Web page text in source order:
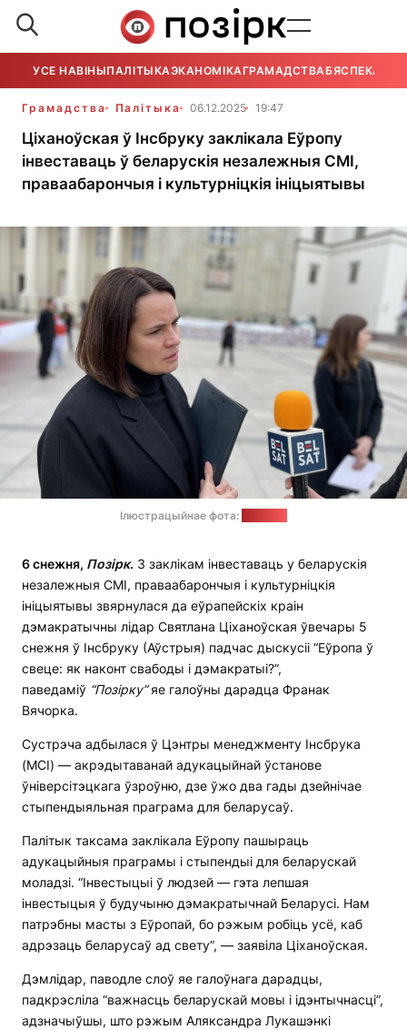
УСЕ НАВІНЫПАЛІТЫКАЭКАНОМІКАГРАМАДСТВАБЯСПЕКА
Грамадства Палітыка 06.12.2025 19:47
Ціханоўская ў Інсбруку заклікала Еўропу
інвеставаць ў беларускія незалежныя СМІ,
праваабарончыя і культурніцкія ініцыятывы
Ілюстрацыйнае фота:
6 снежня, Позірк. З заклікам інвеставаць у беларускія
незалежныя СМІ, праваабарончыя і культурніцкія
ініцыятывы звярнулася да еўрапейскіх краін
дэмакратычны лідар Святлана Ціханоўская ўвечары 5
снежня ў Інсбруку (Аўстрыя) падчас дыскусіі “Еўропа ў
свеце: як наконт свабоды і дэмакратыі?”,
паведаміў “Позірку”яе галоўны дарадца Франак
Вячорка.
Сустрэча адбылася ў Цэнтры менеджменту Інсбрука
(MCI) — акрэдытаванай адукацыйнай ўстанове
ўніверсітэцкага ўзроўню, дзе ўжо два гады дзейнічае
стыпендыяльная праграма для беларусаў.
Палітык таксама заклікала Еўропу пашыраць
адукацыйныя праграмы і стыпендыі для беларускай
моладзі. “Інвестыцыі ў людзей — гэта лепшая
інвестыцыя ў будучыню дэмакратычнай Беларусі. Нам
патрэбны масты з Еўропай, бо рэжым робіць усё, каб
адрэзаць беларусаў ад свету”, — заявіла Ціханоўская.
Дэмлідар, паводле слоў яе галоўнага дарадцы,
падкрэсліла “важнасць беларускай мовы і ідэнтычнасці”,
адзначыўшы, што рэжым Аляксандра Лукашэнкі